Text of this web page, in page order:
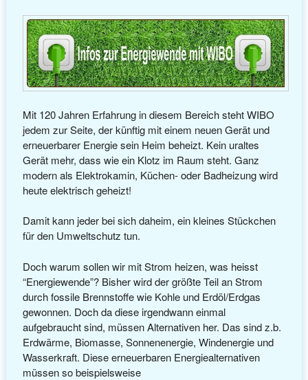
Mit 120 Jahren Erfahrung in diesem Bereich steht WIBO
jedem zur Seite, der künftig mit einem neuen Gerät und
erneuerbarer Energie sein Heim beheizt. Kein uraltes
Gerät mehr, dass wie ein Klotz im Raum steht. Ganz
modern als Elektrokamin, Küchen- oder Badheizung wird
heute elektrisch geheizt!
Damit kann jeder bei sich daheim, ein kleines Stückchen
für den Umweltschutz tun.
Doch warum sollen wir mit Strom heizen, was heisst
“Energiewende”? Bisher wird der größte Teil an Strom
durch fossile Brennstoffe wie Kohle und Erdöl/Erdgas
gewonnen. Doch da diese irgendwann einmal
aufgebraucht sind, müssen Alternativen her. Das sind z.b.
Erdwärme, Biomasse, Sonnenenergie, Windenergie und
Wasserkraft. Diese erneuerbaren Energiealternativen
müssen so beispielsweise